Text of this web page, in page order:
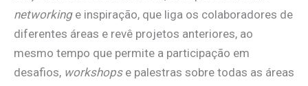
networkinge inspiração, que liga os colaboradores de
diferentes áreas e revê projetos anteriores, ao
mesmo tempo que permite a participação em
desafios, workshopse palestras sobre todas as áreas